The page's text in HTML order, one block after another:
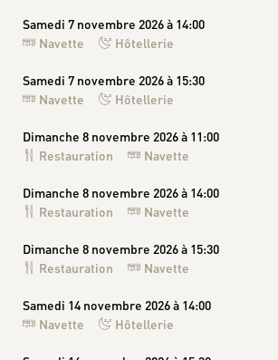
Samedi 7 novembre 2026 à 14:00
Navette
Hôtellerie
Samedi 7 novembre 2026 à 15:30
Navette
Hôtellerie
Dimanche 8 novembre 2026 à 11:00
Restauration
Navette
Dimanche 8 novembre 2026 à 14:00
Restauration
Navette
Dimanche 8 novembre 2026 à 15:30
Restauration
Navette
Samedi 14 novembre 2026 à 14:00
Navette
Hôtellerie